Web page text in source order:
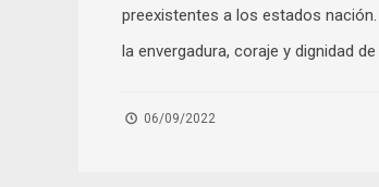
preexistentes a los estados
la envergadura, coraje y dignidad
06/09/2022